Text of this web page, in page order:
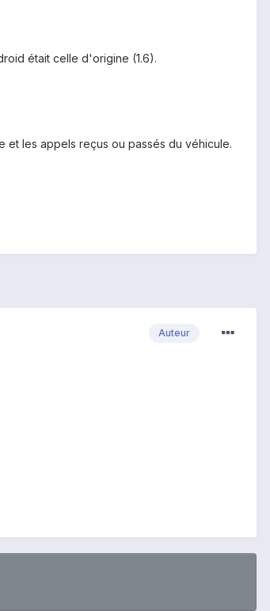
était celle d'origine (1.6).
et les appels reçus ou passés du véhicule.
Auteur